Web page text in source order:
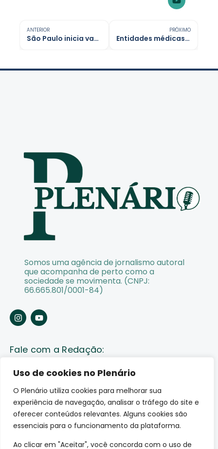
Uso de cookies no Plenário
O Plenário utiliza cookies para melhorar sua
experiência de navegação, analisar o tráfego do site e
oferecer conteúdos relevantes. Alguns cookies são
essenciais para o funcionamento da plataforma.
Ao clicar em "Aceitar", você concorda com o uso de
ANTERIOR
São Paulo inicia vacinação contra VSR para gestantes
PRÓXIMO
Entidades médicas fazem alerta nacional sobre uso de testosterona em mulheres
Somos uma agência de jornalismo autoral
que acompanha de perto como a
sociedade se movimenta. (CNPJ:
66.665.801/0001-84)
Fale com a Redação:
Enviar pauta
Fale conosco
Av. Lauro Sodré, 1259. Olaria – Porto Velho (RO)
CEP: 76801-289